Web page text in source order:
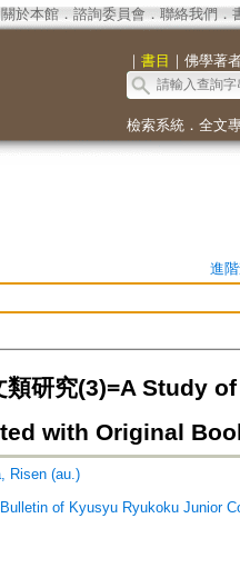
關於本館． 諮詢委員會． 聯絡我們 ．
｜ 書目 ｜ 佛學著
檢索系統． 全文
進
類研究(3)=A Study
with Original
Risen (au.)
of Kyusyu Ryukoku Junior